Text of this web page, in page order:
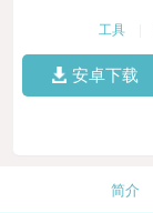
工具
安卓下载
简介